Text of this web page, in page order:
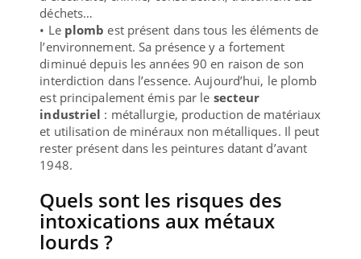
déchets…
• Le plomb est présent dans tous les éléments de
l’environnement. Sa présence y a fortement
diminué depuis les années 90 en raison de son
interdiction dans l’essence. Aujourd’hui, le plomb
est principalement émis par le secteur
industriel : métallurgie, production de matériaux
et utilisation de minéraux non métalliques. Il peut
rester présent dans les peintures datant d’avant
1948.
Quels sont les risques des
intoxications aux métaux
lourds ?